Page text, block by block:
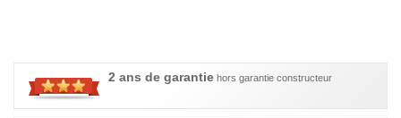
2 ans de garantie hors garantie constructeur